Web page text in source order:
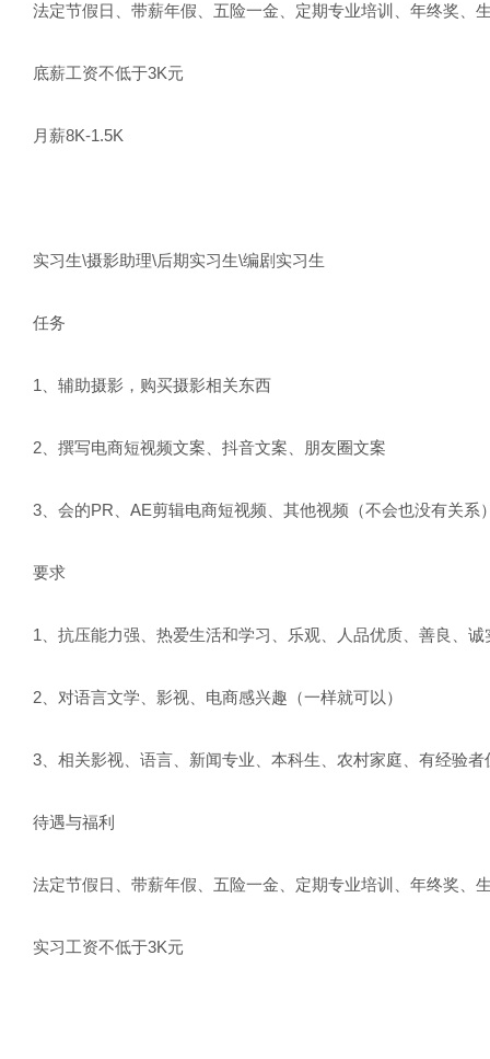
法定节假日、带薪年假、五险一金、定期专业培训、年终奖、
底薪工资不低于3K元
月薪8K-1.5K
实习生\摄影助理\后期实习生\编剧实习生
任务
1、辅助摄影，购买摄影相关东西
2、撰写电商短视频文案、抖音文案、朋友圈文案
3、会的PR、AE剪辑电商短视频、其他视频（不会也没有关系
要求
1、抗压能力强、热爱生活和学习、乐观、人品优质、善良、诚
2、对语言文学、影视、电商感兴趣（一样就可以）
3、相关影视、语言、新闻专业、本科生、农村家庭、有经验者
待遇与福利
法定节假日、带薪年假、五险一金、定期专业培训、年终奖、
实习工资不低于3K元